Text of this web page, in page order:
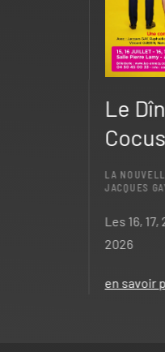
Le
Cocus
LA
JACQUES
Les 16,
2026
en savoir